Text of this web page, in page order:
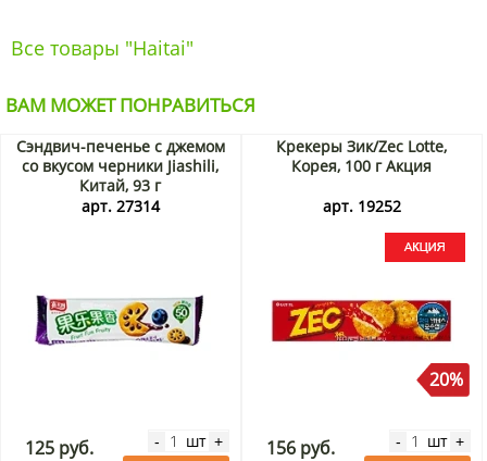
Все товары "Haitai"
ВАМ МОЖЕТ ПОНРАВИТЬСЯ
Сэндвич-печенье с джемом
со вкусом черники Jiashili,
Китай, 93 г
арт. 27314
125 руб. - шт +
Крекеры Зик/Zec Lotte,
Корея, 100 г Акция
арт. 19252
20%
156 руб. - шт +